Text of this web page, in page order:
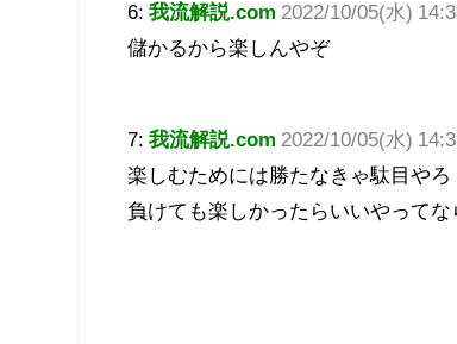
6:我流解説.com 2022/10/05(水)
儲かるから楽しんやぞ
7:我流解説.com 2022/10/05(水)
楽しむためには勝たなきゃ駄目やろ
負けても楽しかったらいいやってな